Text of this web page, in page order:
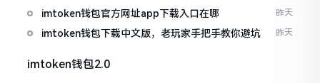
imtoken钱包官方网址app下载入口在哪 昨天
imtoken钱包下载中文版，老玩家手把手教你避坑 昨天
imtoken钱包2.0